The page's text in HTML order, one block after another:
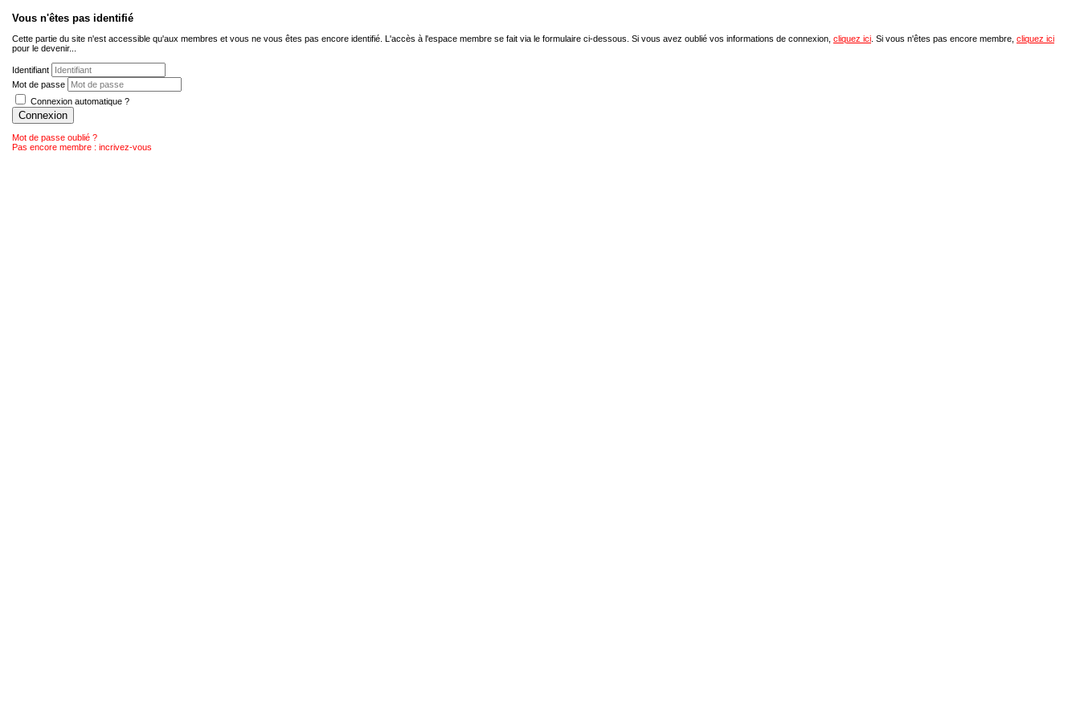
Vous n'êtes pas identifié
Cette partie du site n'est accessible qu'aux membres et vous ne vous êtes pas encore identifié. L'accès à l'espace membre se fait via le formulaire ci-dessous. Si vous avez oublié vos informations de connexion, cliquez ici . Si vous n'êtes pas encore membre, cliquez ici
pour le devenir...
Identifiant
Mot de passe
Connexion automatique ?
Connexion
Mot de passe oublié ?
Pas encore membre : incrivez-vous